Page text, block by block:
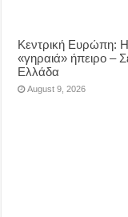
Κεντρική Ευρώπη:
«γηραιά» ήπειρο –
Ελλάδα
August 9, 2026